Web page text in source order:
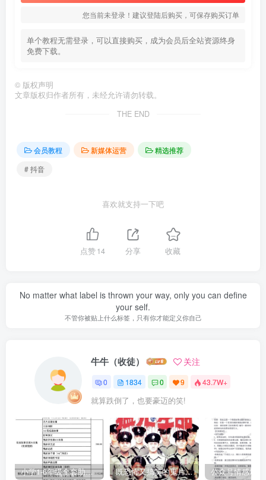
您当前未登录！建议登陆后购买，可保存购买订单
单个教程无需登录，可以直接购买，成为会员后全站资源终身
免费下载。
© 版权声明
文章版权归作者所有，未经允许请勿转载。
THE END
会员教程 新媒体运营
精选推荐
# 抖音
喜欢就支持一下吧
点赞14 分享 收藏
No matter what label is thrown your way, only you can define
your self.
不管你被贴上什么标签，只有你才能定义你自己
牛牛（收徒） 关注
0 1834 0 9 43.7W+
就算跌倒了，也要豪迈的笑!
小学1-6年级全套助学资源包（9000GB）(超值的精品资源-会员也需单独购买哦) 既恐怖又搞笑的鬼片（10部猛鬼恐怖片都是喜剧片）